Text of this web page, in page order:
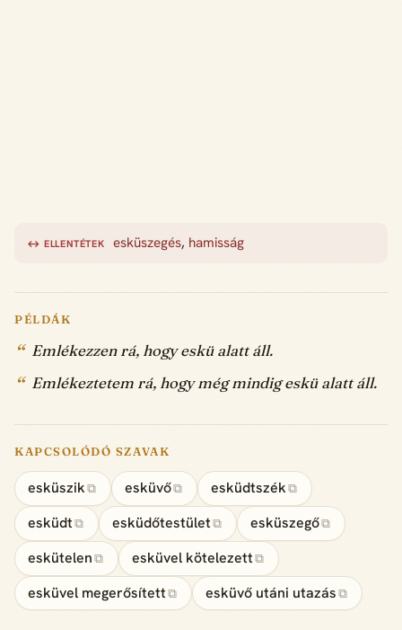
↔ ELLENTÉTEK esküszegés, hamisság
PÉLDÁK
Emlékezzen rá, hogy eskü alatt áll.
Emlékeztetem rá, hogy még mindig eskü alatt áll.
KAPCSOLÓDÓ SZAVAK
esküszik ⧉ esküvő⧉ esküdtszék ⧉
esküdt ⧉ esküdőtestület ⧉ esküszegő⧉
eskütelen ⧉ esküvel kötelezett ⧉
esküvel megerősített ⧉ esküvő utáni utazás ⧉